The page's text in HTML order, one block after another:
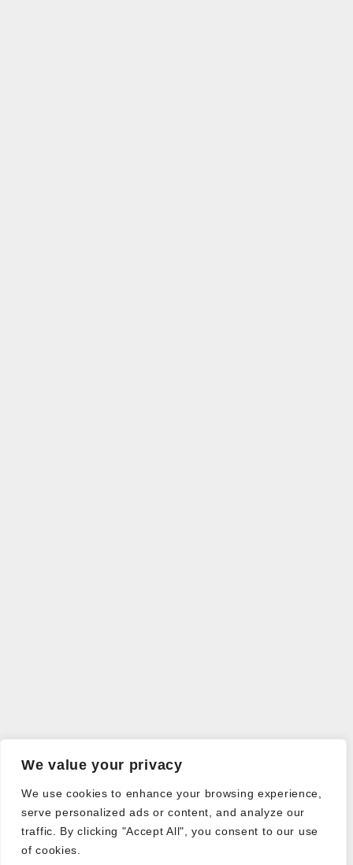
We value your privacy
We use cookies to enhance your browsing experience,
serve personalized ads or content, and analyze our
traffic. By clicking "Accept All", you consent to our use
of cookies.